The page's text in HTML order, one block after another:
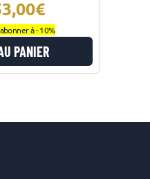
:
prix
actuel
est :
53,00€.
à -10%
PANIER